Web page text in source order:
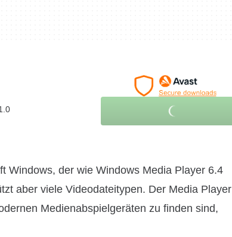
Windows, der wie Windows Media Player 6.4
aber viele Videodateitypen. Der Media Player
Medienabspielgeräten zu finden sind,